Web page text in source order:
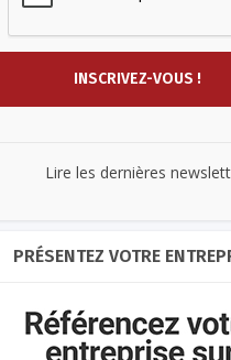
Lire les dernières
PRÉSENTEZ VOTRE